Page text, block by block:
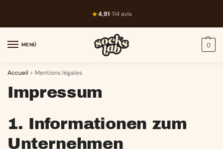
★4,91· 114 avis
MENÜ 0
Accueil > Mentions légales
Impressum
1. Informationen zum
Unternehmen